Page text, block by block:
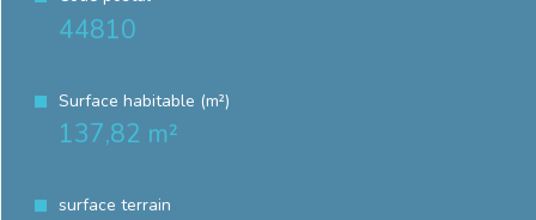
44810
Surface habitable (m²)
137,82 m²
surface terrain